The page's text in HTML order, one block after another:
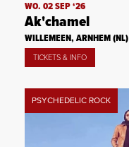
WO. 02 SEP ‘26
Ak'chamel
WILLEMEEN, ARNHEM (NL)
TICKETS & INFO
PSYCHEDELIC ROCK